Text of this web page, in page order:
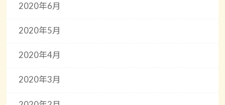
2020年6月
2020年5月
2020年4月
2020年3月